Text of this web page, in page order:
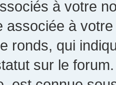
à votre
associée à
ronds, qui
sur le